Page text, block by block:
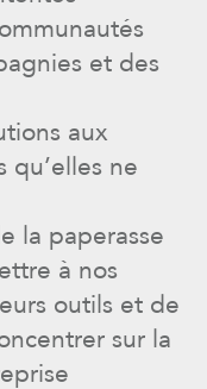
et des
aux
qu’elles ne
la paperasse
à nos
outils et de
sur la